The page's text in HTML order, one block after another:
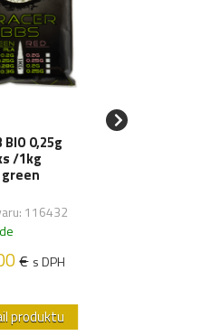
BIO 0,25g
/1kg
116432
€ s DPH
produktu
SPECNA ARMS